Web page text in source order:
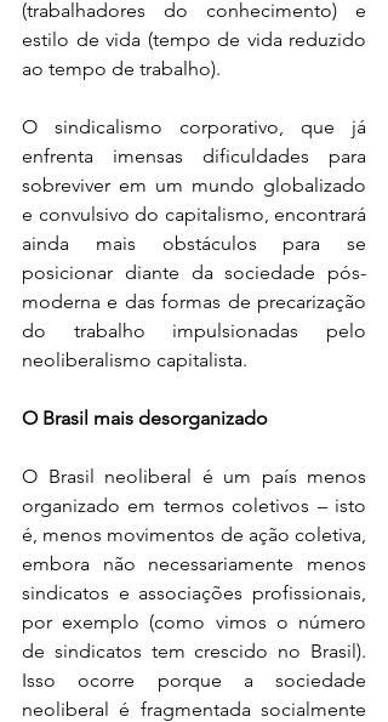
(trabalhadores do conhecimento) e
estilo de vida (tempo de vida reduzido
ao tempo de trabalho).
O sindicalismo corporativo, que já
enfrenta imensas dificuldades para
sobreviver em um mundo globalizado
e convulsivo do capitalismo, encontrará
ainda mais obstáculos para se
posicionar diante da sociedade pós-
moderna e das formas de precarização
do trabalho impulsionadas pelo
neoliberalismo capitalista.
O Brasil mais desorganizado
O Brasil neoliberal é um país menos
organizado em termos coletivos – isto
é, menos movimentos de ação coletiva,
embora não necessariamente menos
sindicatos e associações profissionais,
por exemplo (como vimos o número
de sindicatos tem crescido no Brasil).
Isso ocorre porque a sociedade
neoliberal é fragmentada socialmente